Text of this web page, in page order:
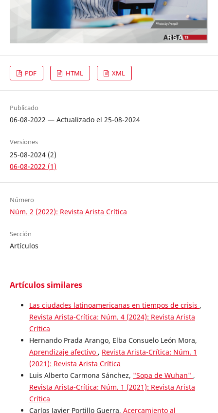
PDF HTML XML
Publicado
06-08-2022 — Actualizado el 25-08-2024
Versiones
25-08-2024 (2)
06-08-2022 (1)
Número
Núm. 2 (2022): Revista Arista Crítica
Sección
Artículos
Artículos similares
Las ciudades latinoamericanas en tiempos de crisis ,
Revista Arista-Crítica: Núm. 4 (2024): Revista Arista
Crítica
Hernando Prada Arango, Elba Consuelo León Mora,
Aprendizaje afectivo , Revista Arista-Crítica: Núm. 1
(2021): Revista Arista Crítica
Luis Alberto Carmona Sánchez, "Sopa de Wuhan" ,
Revista Arista-Crítica: Núm. 1 (2021): Revista Arista
Crítica
Carlos Javier Portillo Guerra, Acercamiento al